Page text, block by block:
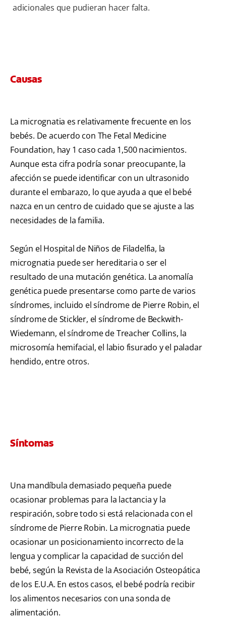
adicionales que pudieran hacer falta.
Causas
La micrognatia es relativamente frecuente en los
bebés. De acuerdo con The Fetal Medicine
Foundation, hay 1 caso cada 1,500 nacimientos.
Aunque esta cifra podría sonar preocupante, la
afección se puede identificar con un ultrasonido
durante el embarazo, lo que ayuda a que el bebé
nazca en un centro de cuidado que se ajuste a las
necesidades de la familia.
Según el Hospital de Niños de Filadelfia, la
micrognatia puede ser hereditaria o ser el
resultado de una mutación genética. La anomalía
genética puede presentarse como parte de varios
síndromes, incluido el síndrome de Pierre Robin, el
síndrome de Stickler, el síndrome de Beckwith-
Wiedemann, el síndrome de Treacher Collins, la
microsomía hemifacial, el labio fisurado y el paladar
hendido, entre otros.
Síntomas
Una mandíbula demasiado pequeña puede
ocasionar problemas para la lactancia y la
respiración, sobre todo si está relacionada con el
síndrome de Pierre Robin. La micrognatia puede
ocasionar un posicionamiento incorrecto de la
lengua y complicar la capacidad de succión del
bebé, según la Revista de la Asociación Osteopática
de los E.U.A. En estos casos, el bebé podría recibir
los alimentos necesarios con una sonda de
alimentación.